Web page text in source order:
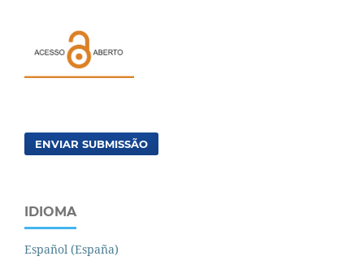
ENVIAR SUBMISSÃO
IDIOMA
Español (España)